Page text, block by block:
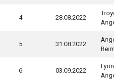
4 28.08.2022
5 31.08.2022
6 03.09.2022
Lyon